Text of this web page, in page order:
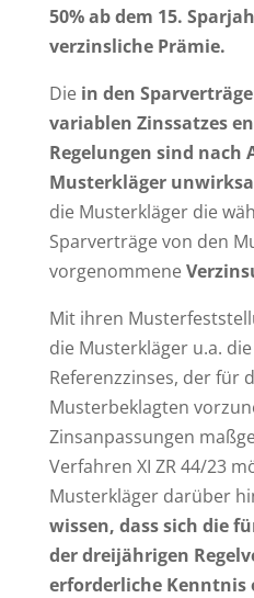
50% ab dem 15.
verzinsliche Prämie.
Die in den
variablen Zinssatzes
Regelungen sind nach
Musterkläger
die Musterkläger die
Sparverträge von den
vorgenommene
Mit ihren
die Musterkläger u.a.
Referenzzinses, der für
Musterbeklagten
Zinsanpassungen
Verfahren XI ZR 44/23
Musterkläger darüber
wissen, dass sich die
der dreijährigen
erforderliche Kenntnis